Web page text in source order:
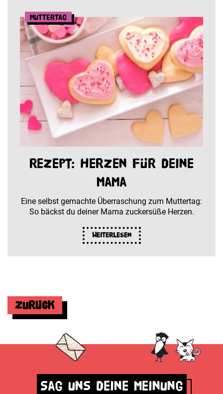
Muttertag
Rezept: Herzen für deine
Mama
Eine selbst gemachte Überraschung zum Muttertag:
So bäckst du deiner Mama zuckersüße Herzen.
Weiterlesen
Zurück
Sag uns deine Meinung